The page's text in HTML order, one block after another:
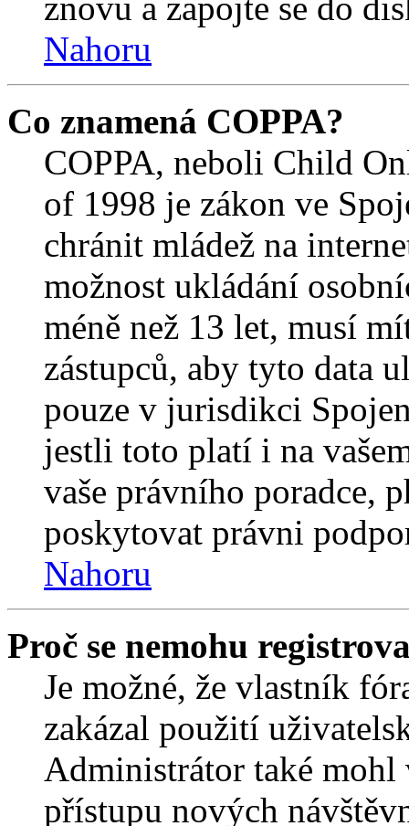
Nahoru
Co znamená COPPA?
COPPA, neboli Child
of 1998 je zákon ve
chránit mládež na
možnost ukládání
méně než 13 let, musí
zástupců, aby tyto data
pouze v jurisdikci
jestli toto platí i na
vaše právního poradce,
poskytovat právni
Nahoru
Proč se nemohu
Je možné, že vlastník
zakázal použití
Administrátor také mohl
přístupu nových